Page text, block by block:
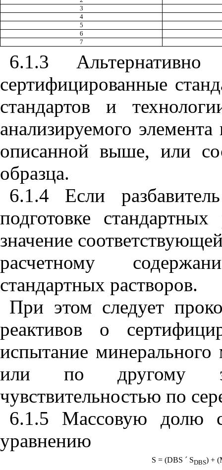
3
4
5
6
7
6.1.3
сертифицированные
стандартов и
анализируемого
описанной выше, или
образца.
6.1.4 Если
подготовке
значение
расчетному
стандартных растворов.
При этом следует
реактивов о
испытание
или по другому
чувствительностью по
6.1.5 Массовую долю
уравнению
S = (DBS ´SDBS) + (